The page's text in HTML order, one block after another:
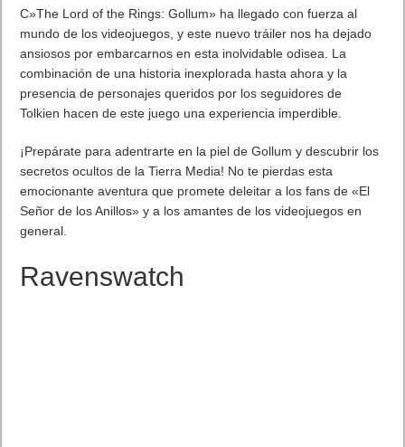
C»The Lord of the Rings: Gollum» ha llegado con fuerza al
mundo de los videojuegos, y este nuevo tráiler nos ha dejado
ansiosos por embarcarnos en esta inolvidable odisea. La
combinación de una historia inexplorada hasta ahora y la
presencia de personajes queridos por los seguidores de
Tolkien hacen de este juego una experiencia imperdible.
¡Prepárate para adentrarte en la piel de Gollum y descubrir los
secretos ocultos de la Tierra Media! No te pierdas esta
emocionante aventura que promete deleitar a los fans de «El
Señor de los Anillos» y a los amantes de los videojuegos en
general.
Ravenswatch